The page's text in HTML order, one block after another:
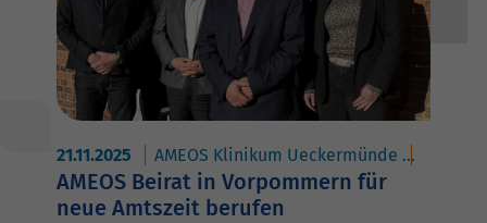
21.11.2025 AMEOS Klinikum Ueckermünde
AMEOS Beirat in Vorpommern für
neue Amtszeit berufen